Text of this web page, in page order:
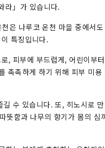
라」가 있습니다.
은 나루코 온천 마을 중에서
특징입니다.
, 피부에 부드럽게, 어린이부
촉촉하게 하기 위해 피부 미
수 있습니다. 또, 히노시로
뜻함과 나무의 향기가 몸의 심